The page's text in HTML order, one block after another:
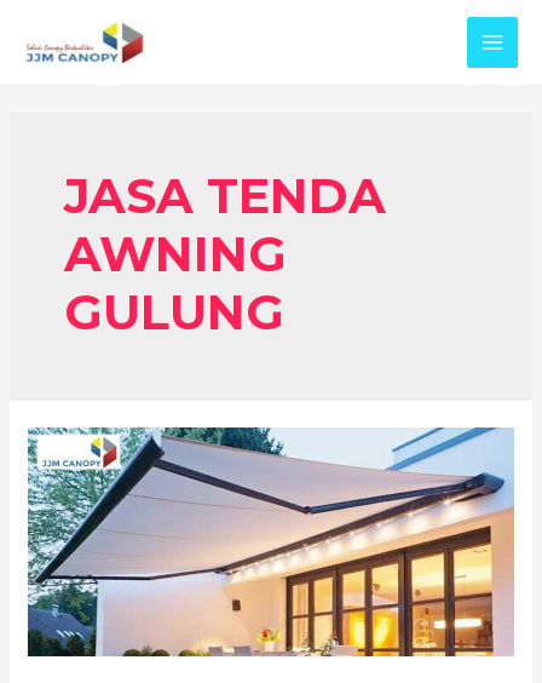
JASA TENDA
AWNING
GULUNG